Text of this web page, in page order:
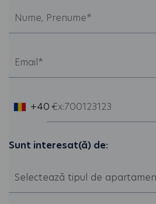
+40
Sunt interesat(ă) de: